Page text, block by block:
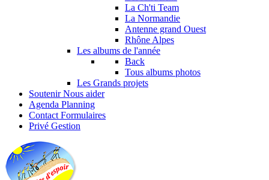
La Ch'ti Team
La Normandie
Antenne grand Ouest
Rhône Alpes
Les albums de l'année
Back
Tous albums photos
Les Grands projets
Soutenir Nous aider
Agenda Planning
Contact Formulaires
Privé Gestion